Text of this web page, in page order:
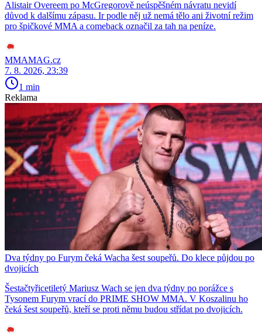
Alistair Overeem po McGregorově neúspěšném návratu nevidí
důvod k dalšímu zápasu. Ir podle něj už nemá tělo ani životní režim
pro špičkové MMA a comeback označil za tah na peníze.
MMAMAG.cz
7. 8. 2026, 23:39
1 min
Reklama
Dva týdny po Furym čeká Wacha šest soupeřů. Do klece půjdou po
dvojicích
Šestačtyřicetiletý Mariusz Wach se jen dva týdny po porážce s
Tysonem Furym vrací do PRIME SHOW MMA. V Koszalinu ho
čeká šest soupeřů, kteří se proti němu budou střídat po dvojicích.